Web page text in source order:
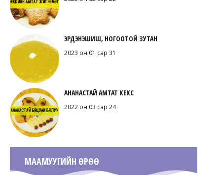
ЭРДЭНЭШИШ, НОГООТОЙ ЗУТАН
2023 он 01 сар 31
АНАНАСТАЙ АМТАТ КЕКС
2022 он 03 сар 24
МААМУУГИЙН ӨРӨӨ